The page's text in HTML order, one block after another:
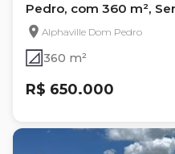
Pedro, com 360 m²,
Alphaville Dom Pedro
360 m²
R$ 650.000